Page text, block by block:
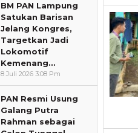
BM PAN Lampung
Satukan Barisan
Jelang Kongres,
Targetkan Jadi
Lokomotif
Kemenang…
8 Juli 2026 3:08 Pm
PAN Resmi Usung
Galang Putra
Rahman sebagai